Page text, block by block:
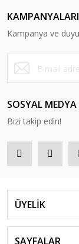
Kampanya ve
SOSYAL MEDYA
Bizi takip edin!
ÜYELİK
SAYFALAR